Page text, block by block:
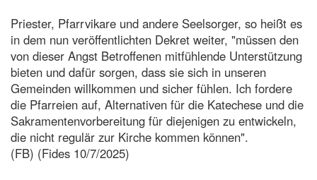
Priester, Pfarrvikare und andere Seelsorger, so heißt es
in dem nun veröffentlichten Dekret weiter, "müssen den
von dieser Angst Betroffenen mitfühlende Unterstützung
bieten und dafür sorgen, dass sie sich in unseren
Gemeinden willkommen und sicher fühlen. Ich fordere
die Pfarreien auf, Alternativen für die Katechese und die
Sakramentenvorbereitung für diejenigen zu entwickeln,
die nicht regulär zur Kirche kommen können".
(FB) (Fides 10/7/2025)